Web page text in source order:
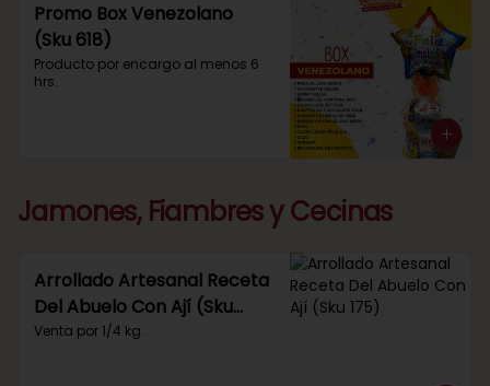
Promo Box Venezolano
(Sku 618)
Producto por encargo al menos 6
hrs.
Jamones, Fiambres y Cecinas
Arrollado Artesanal Receta
Del Abuelo Con Ají (Sku
175)
Venta por 1/4 kg.